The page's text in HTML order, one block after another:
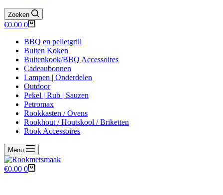
Zoeken
Winkelwagen
€0.00 0
BBQ en pelletgrill
Buiten Koken
Buitenkook/BBQ Accessoires
Cadeaubonnen
Lampen | Onderdelen
Outdoor
Pekel | Rub | Sauzen
Petromax
Rookkasten / Ovens
Rookhout / Houtskool / Briketten
Rook Accessoires
Menu
Winkelwagen
€0.00 0